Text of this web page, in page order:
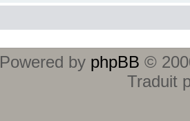
Powered by phpBB ©
Traduit